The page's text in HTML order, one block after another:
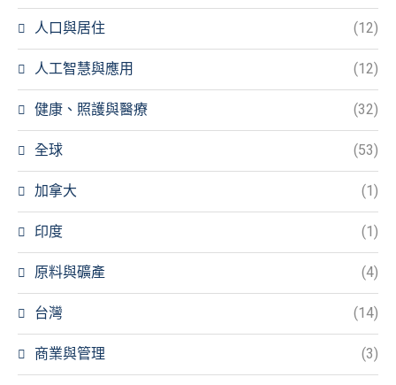
人口與居住 (12)
人工智慧與應用 (12)
健康、照護與醫療 (32)
全球 (53)
加拿大 (1)
印度 (1)
原料與礦產 (4)
台灣 (14)
商業與管理 (3)